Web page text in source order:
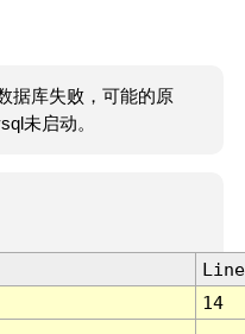
据库失败，可能的原
未启动。
Line
14